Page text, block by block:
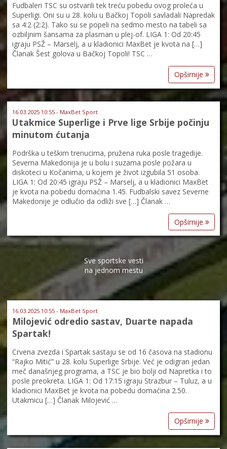
Fudbaleri TSC su ostvarili tek treću pobedu ovog proleća u
Superligi. Oni su u 28. kolu u Bačkoj Topoli savladali Napredak
sa 4:2 (2:2). Tako su se popeli na sedmo mesto na tabeli sa
ozbiljnim šansama za plasman u plej-of. LIGA 1: Od 20:45
igraju PSŽ – Marselj, a u kladionici MaxBet je kvota na […]
Članak Šest golova u Bačkoj Topoli! TSC …
Opširnije
16.03.2025 10:55 - MaxBet Sport
Utakmice Superlige i Prve lige Srbije počinju
minutom ćutanja
Podrška u teškim trenucima, pružena ruka posle tragedije.
Severna Makedonija je u bolu i suzama posle požara u
diskoteci u Kočanima, u kojem je život izgubila 51 osoba.
LIGA 1: Od 20:45 igraju PSŽ – Marselj, a u kladionici MaxBet
je kvota na pobedu domaćina 1.45. Fudbalski savez Severne
Makedonije je odlučio da odliži sve […] Članak …
Opširnije
Sve sportske vesti
na jednom mestu
16.03.2025 10:55 - MaxBet Sport
Milojević odredio sastav, Duarte napada
Spartak!
Crvena zvezda i Spartak sastaju se od 16 časova na stadionu
“Rajko Mitić” u 28. kolu Superlige Srbije. Već je odigran jedan
meč današnjeg programa, a TSC je bio bolji od Napretka i to
posle preokreta. LIGA 1: Od 17:15 igraju Strazbur – Tuluz, a u
kladionici MaxBet je kvota na pobedu domaćina 2.50.
Utakmicu […] Članak Milojević …
Opširnije